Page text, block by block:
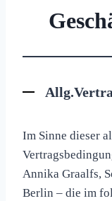
Im Sinne dieser
Annika Graalfs,
Berlin – die im